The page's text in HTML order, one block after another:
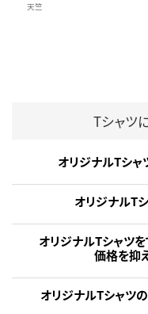
天竺
Tシャツ
オリジナルTシャ
オリジナルT
オリジナルTシャツを
価格を抑
オリジナルTシャツ